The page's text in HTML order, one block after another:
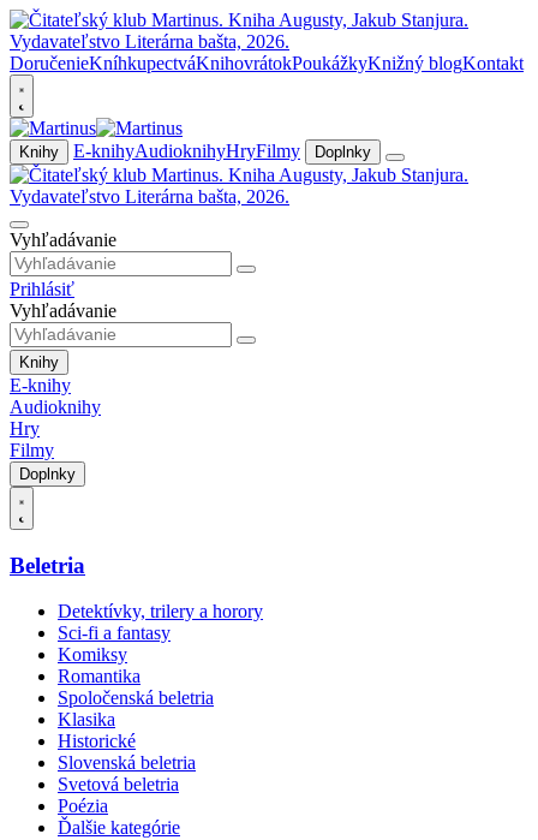
DoručenieKníhkupectváKnihovrátokPoukážkyKnižný blogKontakt
Knihy E-knihyAudioknihyHryFilmy Doplnky
Vyhľadávanie
Prihlásiť
Vyhľadávanie
Knihy
E-knihy
Audioknihy
Hry
Filmy
Doplnky
Beletria
Detektívky, trilery a horory
Sci-fi a fantasy
Komiksy
Romantika
Spoločenská beletria
Klasika
Historické
Slovenská beletria
Svetová beletria
Poézia
Ďalšie kategórie